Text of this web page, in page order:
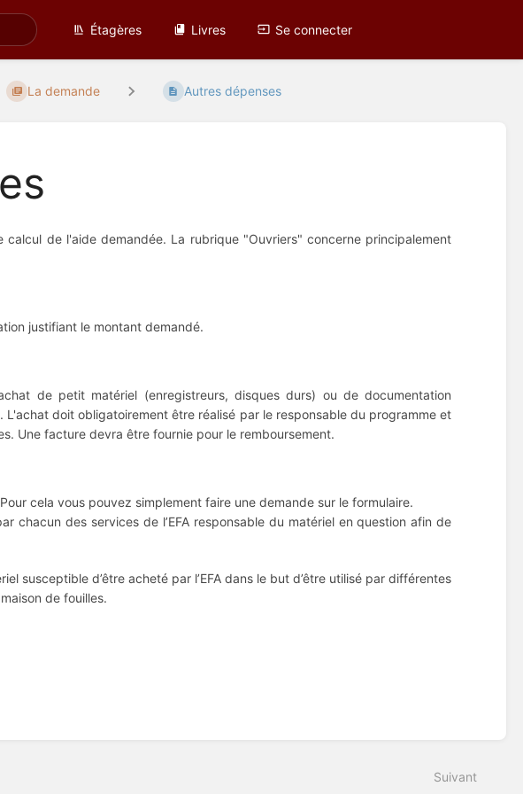
Étagères Livres Se connecter
La demande Autres dépenses
de l'aide demandée. La rubrique "Ouvriers" concerne principalement
justifiant le montant demandé.
de petit matériel (enregistreurs, disques durs) ou de documentation
doit obligatoirement être réalisé par le responsable du programme et
Une facture devra être fournie pour le remboursement.
cela vous pouvez simplement faire une demande sur le formulaire.
chacun des services de l’EFA responsable du matériel en question afin de
susceptible d’être acheté par l’EFA dans le but d’être utilisé par différentes
de fouilles.
Suivant